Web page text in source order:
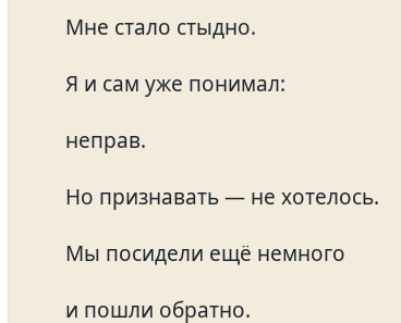
Мне стало стыдно.
Я и сам уже понимал:
неправ.
Но признавать — не хотелось.
Мы посидели ещё немного
и пошли обратно.